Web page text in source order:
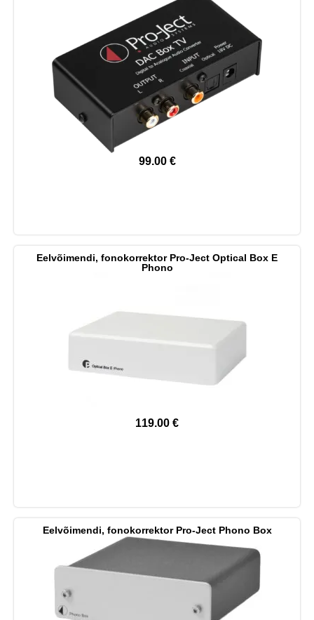
99.00 €
Eelvõimendi, fonokorrektor Pro-Ject Optical Box E
Phono
119.00 €
Eelvõimendi, fonokorrektor Pro-Ject Phono Box